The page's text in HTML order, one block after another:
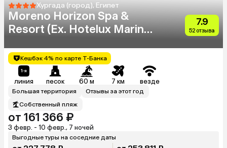
Хургада (город), Египет
Moreno Horizon Spa &
Resort (Ex. Hotelux Marina
7.9
52 отзыва
Кешбэк 4% по карте Т-Банка
линия песок 60 м 7 км везде
Большая территория
Отзывы за этот год
Собственный пляж
от 161 366 ₽
3 февр. - 10 февр., 7 ночей
Выгодные туры на соседние даты